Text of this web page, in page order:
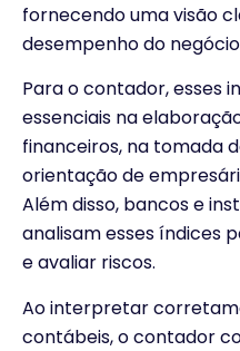
fornecendo uma visão
desempenho do
Para o contador, esses
essenciais na
financeiros, na tomada
orientação de
Além disso, bancos e
analisam esses índices
e avaliar riscos.
Ao interpretar
contábeis, o contador